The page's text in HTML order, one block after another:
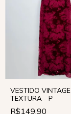
VESTIDO VINTAGE
TEXTURA - P
R$149,90